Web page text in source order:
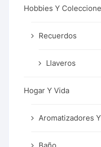
Hobbies Y
Recuerdos
Llaveros
Hogar Y Vida
Aromatizadores